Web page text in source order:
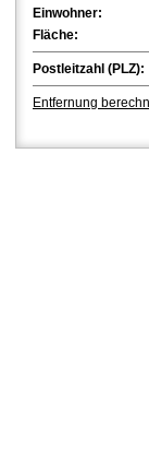
Einwohner:
Fläche:
Postleitzahl (PLZ):
Entfernung